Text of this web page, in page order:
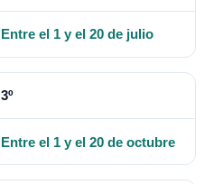
Entre el 1 y el 20 de julio
3º
Entre el 1 y el 20 de octubre